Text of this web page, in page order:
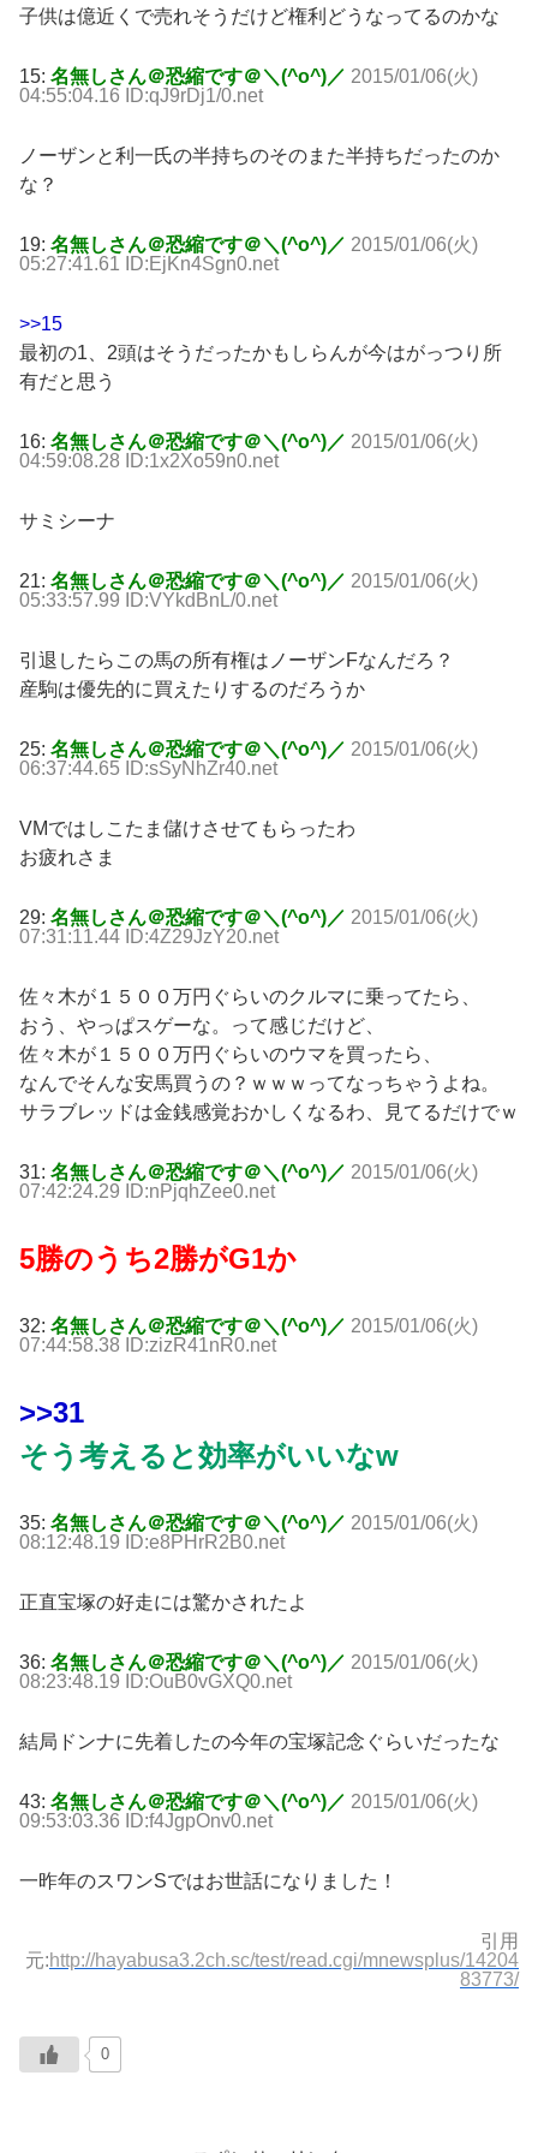
子供は億近くで売れそうだけど権利どうなってるのかな
15: 名無しさん＠恐縮です＠＼(^o^)／ 2015/01/06(火)
04:55:04.16 ID:qJ9rDj1/0.net
ノーザンと利一氏の半持ちのそのまた半持ちだったのか
な？
19: 名無しさん＠恐縮です＠＼(^o^)／ 2015/01/06(火)
05:27:41.61 ID:EjKn4Sgn0.net
>>15
最初の1、2頭はそうだったかもしらんが今はがっつり所
有だと思う
16: 名無しさん＠恐縮です＠＼(^o^)／ 2015/01/06(火)
04:59:08.28 ID:1x2Xo59n0.net
サミシーナ
21: 名無しさん＠恐縮です＠＼(^o^)／ 2015/01/06(火)
05:33:57.99 ID:VYkdBnL/0.net
引退したらこの馬の所有権はノーザンFなんだろ？
産駒は優先的に買えたりするのだろうか
25: 名無しさん＠恐縮です＠＼(^o^)／ 2015/01/06(火)
06:37:44.65 ID:sSyNhZr40.net
VMではしこたま儲けさせてもらったわ
お疲れさま
29: 名無しさん＠恐縮です＠＼(^o^)／ 2015/01/06(火)
07:31:11.44 ID:4Z29JzY20.net
佐々木が１５００万円ぐらいのクルマに乗ってたら、
おう、やっぱスゲーな。って感じだけど、
佐々木が１５００万円ぐらいのウマを買ったら、
なんでそんな安馬買うの？ｗｗｗってなっちゃうよね。
サラブレッドは金銭感覚おかしくなるわ、見てるだけでｗ
31: 名無しさん＠恐縮です＠＼(^o^)／ 2015/01/06(火)
07:42:24.29 ID:nPjqhZee0.net
5勝のうち2勝がG1か
32: 名無しさん＠恐縮です＠＼(^o^)／ 2015/01/06(火)
07:44:58.38 ID:zizR41nR0.net
>>31
そう考えると効率がいいなw
35: 名無しさん＠恐縮です＠＼(^o^)／ 2015/01/06(火)
08:12:48.19 ID:e8PHrR2B0.net
正直宝塚の好走には驚かされたよ
36: 名無しさん＠恐縮です＠＼(^o^)／ 2015/01/06(火)
08:23:48.19 ID:OuB0vGXQ0.net
結局ドンナに先着したの今年の宝塚記念ぐらいだったな
43: 名無しさん＠恐縮です＠＼(^o^)／ 2015/01/06(火)
09:53:03.36 ID:f4JgpOnv0.net
一昨年のスワンSではお世話になりました！
引用
元:http://hayabusa3.2ch.sc/test/read.cgi/mnewsplus/14204
83773/
0